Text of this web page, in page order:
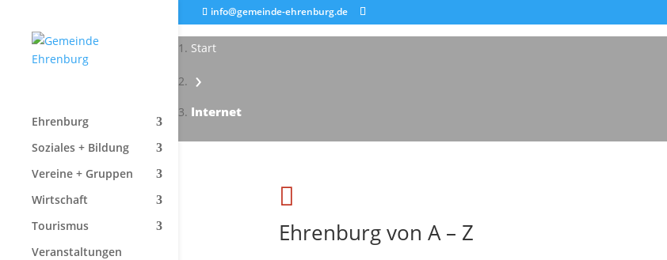
info@gemeinde-ehrenburg.de
Ehrenburg
Soziales + Bildung
Vereine + Gruppen
Wirtschaft
Tourismus
Veranstaltungen
Start
›
Internet

Ehrenburg von A – Z